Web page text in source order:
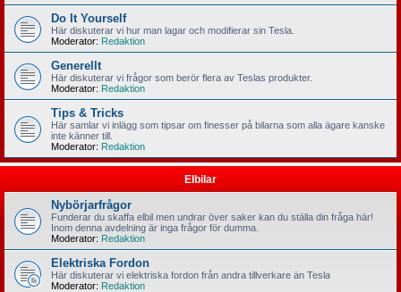
Do It Yourself
Här diskuterar vi hur man lagar och modifierar sin Tesla.
Moderator: Redaktion
Generellt
Här diskuterar vi frågor som berör flera av Teslas produkter.
Moderator: Redaktion
Tips & Tricks
Här samlar vi inlägg som tipsar om finesser på bilarna som alla ägare kanske
inte känner till.
Moderator: Redaktion
Elbilar
Nybörjarfrågor
Funderar du skaffa elbil men undrar över saker kan du ställa din fråga här!
Inom denna avdelning är inga frågor för dumma.
Moderator: Redaktion
Elektriska Fordon
Här diskuterar vi elektriska fordon från andra tillverkare än Tesla
Moderator: Redaktion